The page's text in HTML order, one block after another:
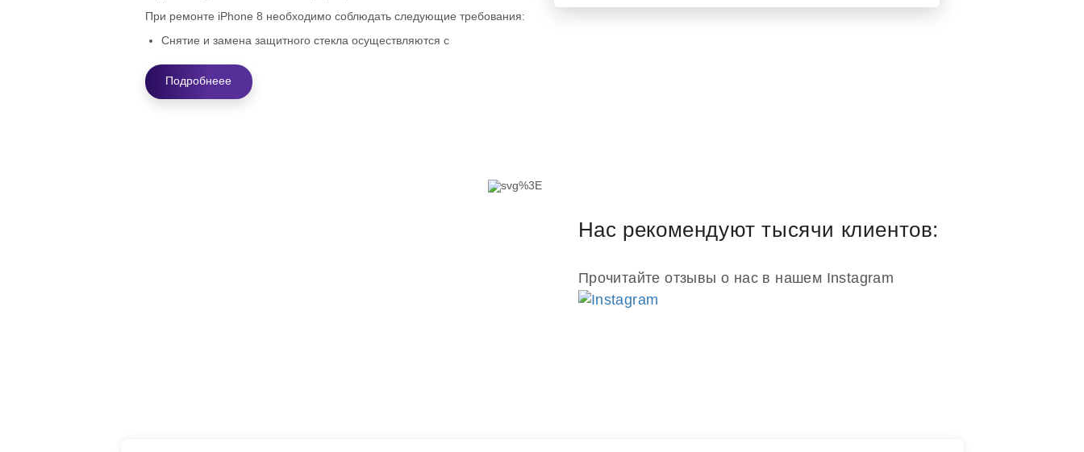
При ремонте iPhone 8 необходимо соблюдать следующие требования:
Снятие и замена защитного стекла осуществляются с
соответствии с установленной изготовителем последовательностью
шагов.
Этот вид ремонта предполагает разборку корпуса и снятие
Почему замену стекла iPhone 8 нужно
Подробнеее
Нас рекомендуют тысячи клиентов:
Прочитайте отзывы о нас в нашем Instagram